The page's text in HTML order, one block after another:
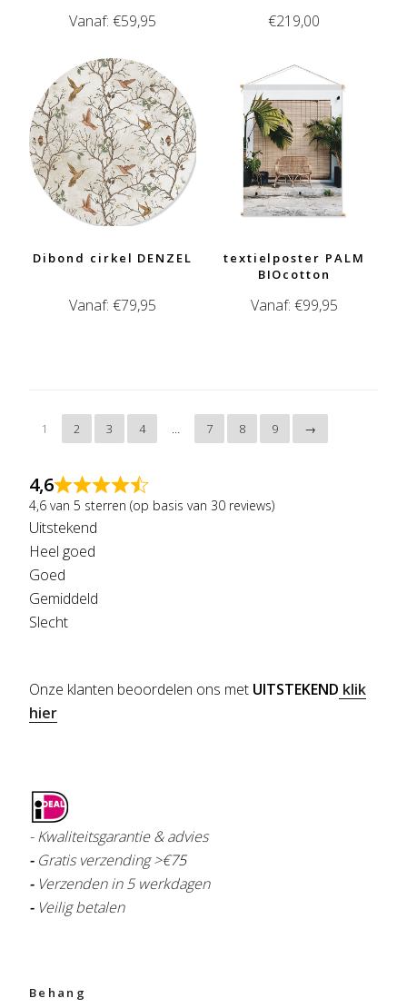
Vanaf:€59,95 €219,00
Dibond cirkel DENZEL
Vanaf:€79,95
textielposter PALM
BIOcotton
Vanaf: €99,95
1 2 3 4 … 7 8 9 →
4,6
4,6 van 5 sterren (op basis van 30 reviews)
Uitstekend
Heel goed
Goed
Gemiddeld
Slecht
Onze klanten beoordelen ons met UITSTEKEND klik
hier
- Kwaliteitsgarantie & advies
- Gratis verzending >€75
- Verzenden in 5 werkdagen
- Veilig betalen
Behang